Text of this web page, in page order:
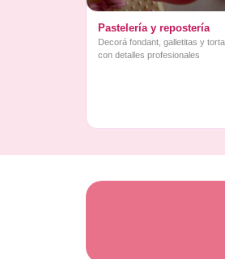
Pastelería y repostería
Decorá fondant, galletitas y
con detalles profesionales